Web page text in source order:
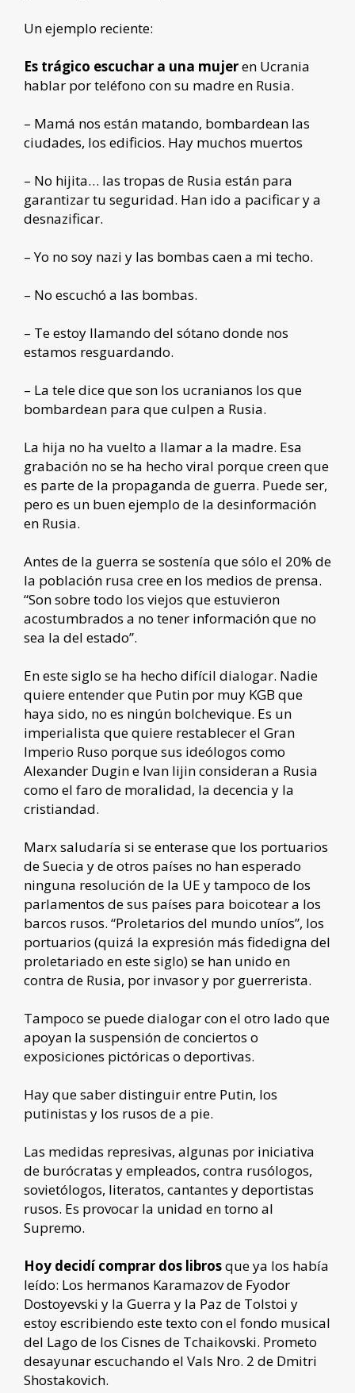
Un ejemplo reciente:
Es trágico escuchar a una mujeren Ucrania
hablar por teléfono con su madre en Rusia.
– Mamá nos están matando, bombardean las
ciudades, los edificios. Hay muchos muertos
– No hijita… las tropas de Rusia están para
garantizar tu seguridad. Han ido a pacificar y a
desnazificar.
– Yo no soy nazi y las bombas caen a mi techo.
– No escuchó a las bombas.
– Te estoy llamando del sótano donde nos
estamos resguardando.
– La tele dice que son los ucranianos los que
bombardean para que culpen a Rusia.
La hija no ha vuelto a llamar a la madre. Esa
grabación no se ha hecho viral porque creen que
es parte de la propaganda de guerra. Puede ser,
pero es un buen ejemplo de la desinformación
en Rusia.
Antes de la guerra se sostenía que sólo el 20% de
la población rusa cree en los medios de prensa.
“Son sobre todo los viejos que estuvieron
acostumbrados a no tener información que no
sea la del estado”.
En este siglo se ha hecho difícil dialogar. Nadie
quiere entender que Putin por muy KGB que
haya sido, no es ningún bolchevique. Es un
imperialista que quiere restablecer el Gran
Imperio Ruso porque sus ideólogos como
Alexander Dugin e Ivan Iijin consideran a Rusia
como el faro de moralidad, la decencia y la
cristiandad.
Marx saludaría si se enterase que los portuarios
de Suecia y de otros países no han esperado
ninguna resolución de la UE y tampoco de los
parlamentos de sus países para boicotear a los
barcos rusos. “Proletarios del mundo uníos”, los
portuarios (quizá la expresión más fidedigna del
proletariado en este siglo) se han unido en
contra de Rusia, por invasor y por guerrerista.
Tampoco se puede dialogar con el otro lado que
apoyan la suspensión de conciertos o
exposiciones pictóricas o deportivas.
Hay que saber distinguir entre Putin, los
putinistas y los rusos de a pie.
Las medidas represivas, algunas por iniciativa
de burócratas y empleados, contra rusólogos,
sovietólogos, literatos, cantantes y deportistas
rusos. Es provocar la unidad en torno al
Supremo.
Hoy decidí comprar dos librosque ya los había
leído: Los hermanos Karamazov de Fyodor
Dostoyevski y la Guerra y la Paz de Tolstoi y
estoy escribiendo este texto con el fondo musical
del Lago de los Cisnes de Tchaikovski. Prometo
desayunar escuchando el Vals Nro. 2 de Dmitri
Shostakovich.